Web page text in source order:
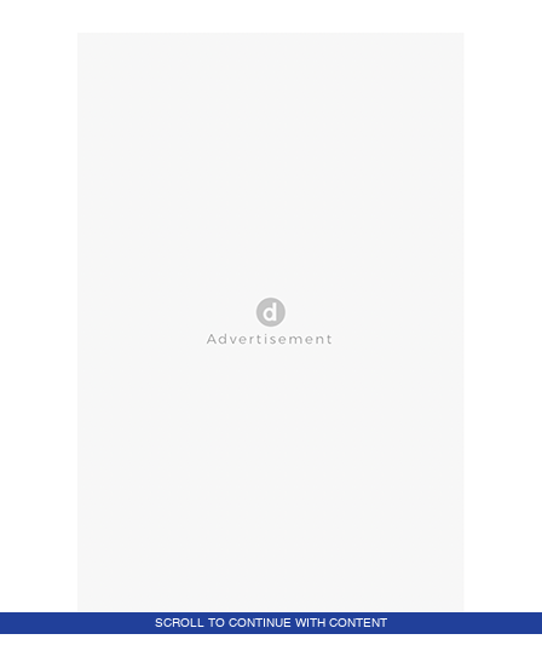
SCROLL TO CONTINUE WITH CONTENT